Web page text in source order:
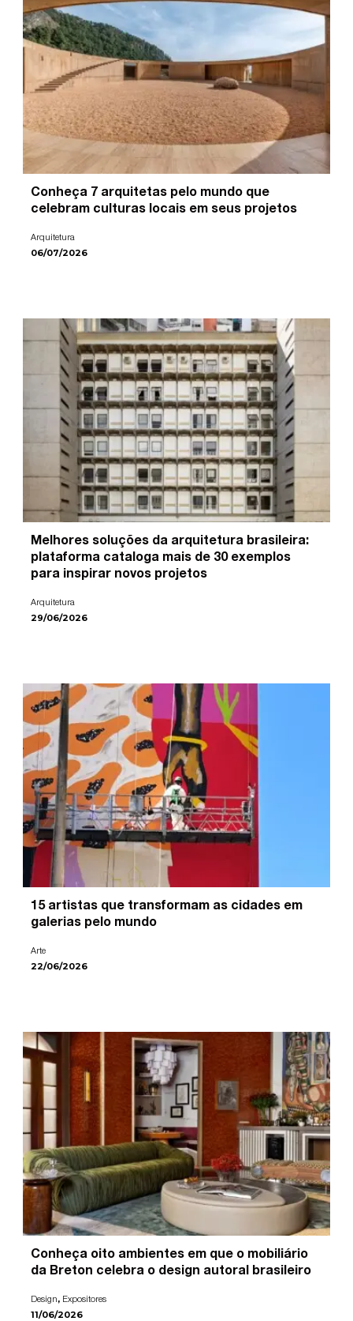
Conheça 7 arquitetas pelo mundo que
celebram culturas locais em seus projetos
Arquitetura
06/07/2026
Melhores soluções da arquitetura brasileira:
plataforma cataloga mais de 30 exemplos
para inspirar novos projetos
Arquitetura
29/06/2026
15 artistas que transformam as cidades em
galerias pelo mundo
Arte
22/06/2026
Conheça oito ambientes em que o mobiliário
da Breton celebra o design autoral brasileiro
Design, Expositores
11/06/2026